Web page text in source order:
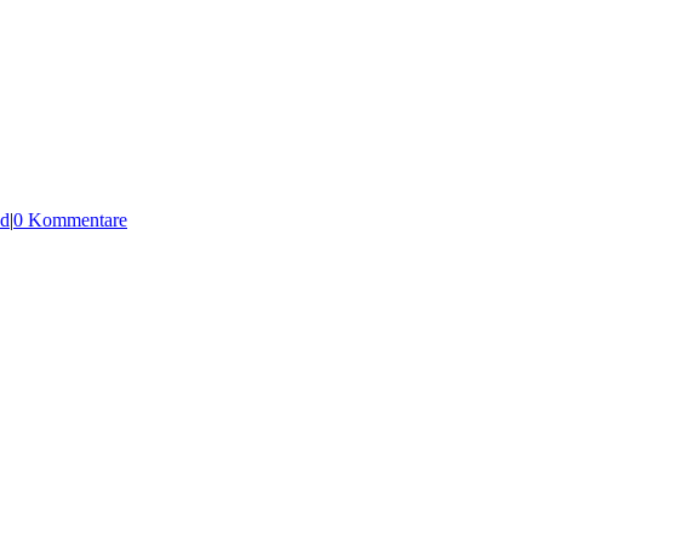
|0 Kommentare